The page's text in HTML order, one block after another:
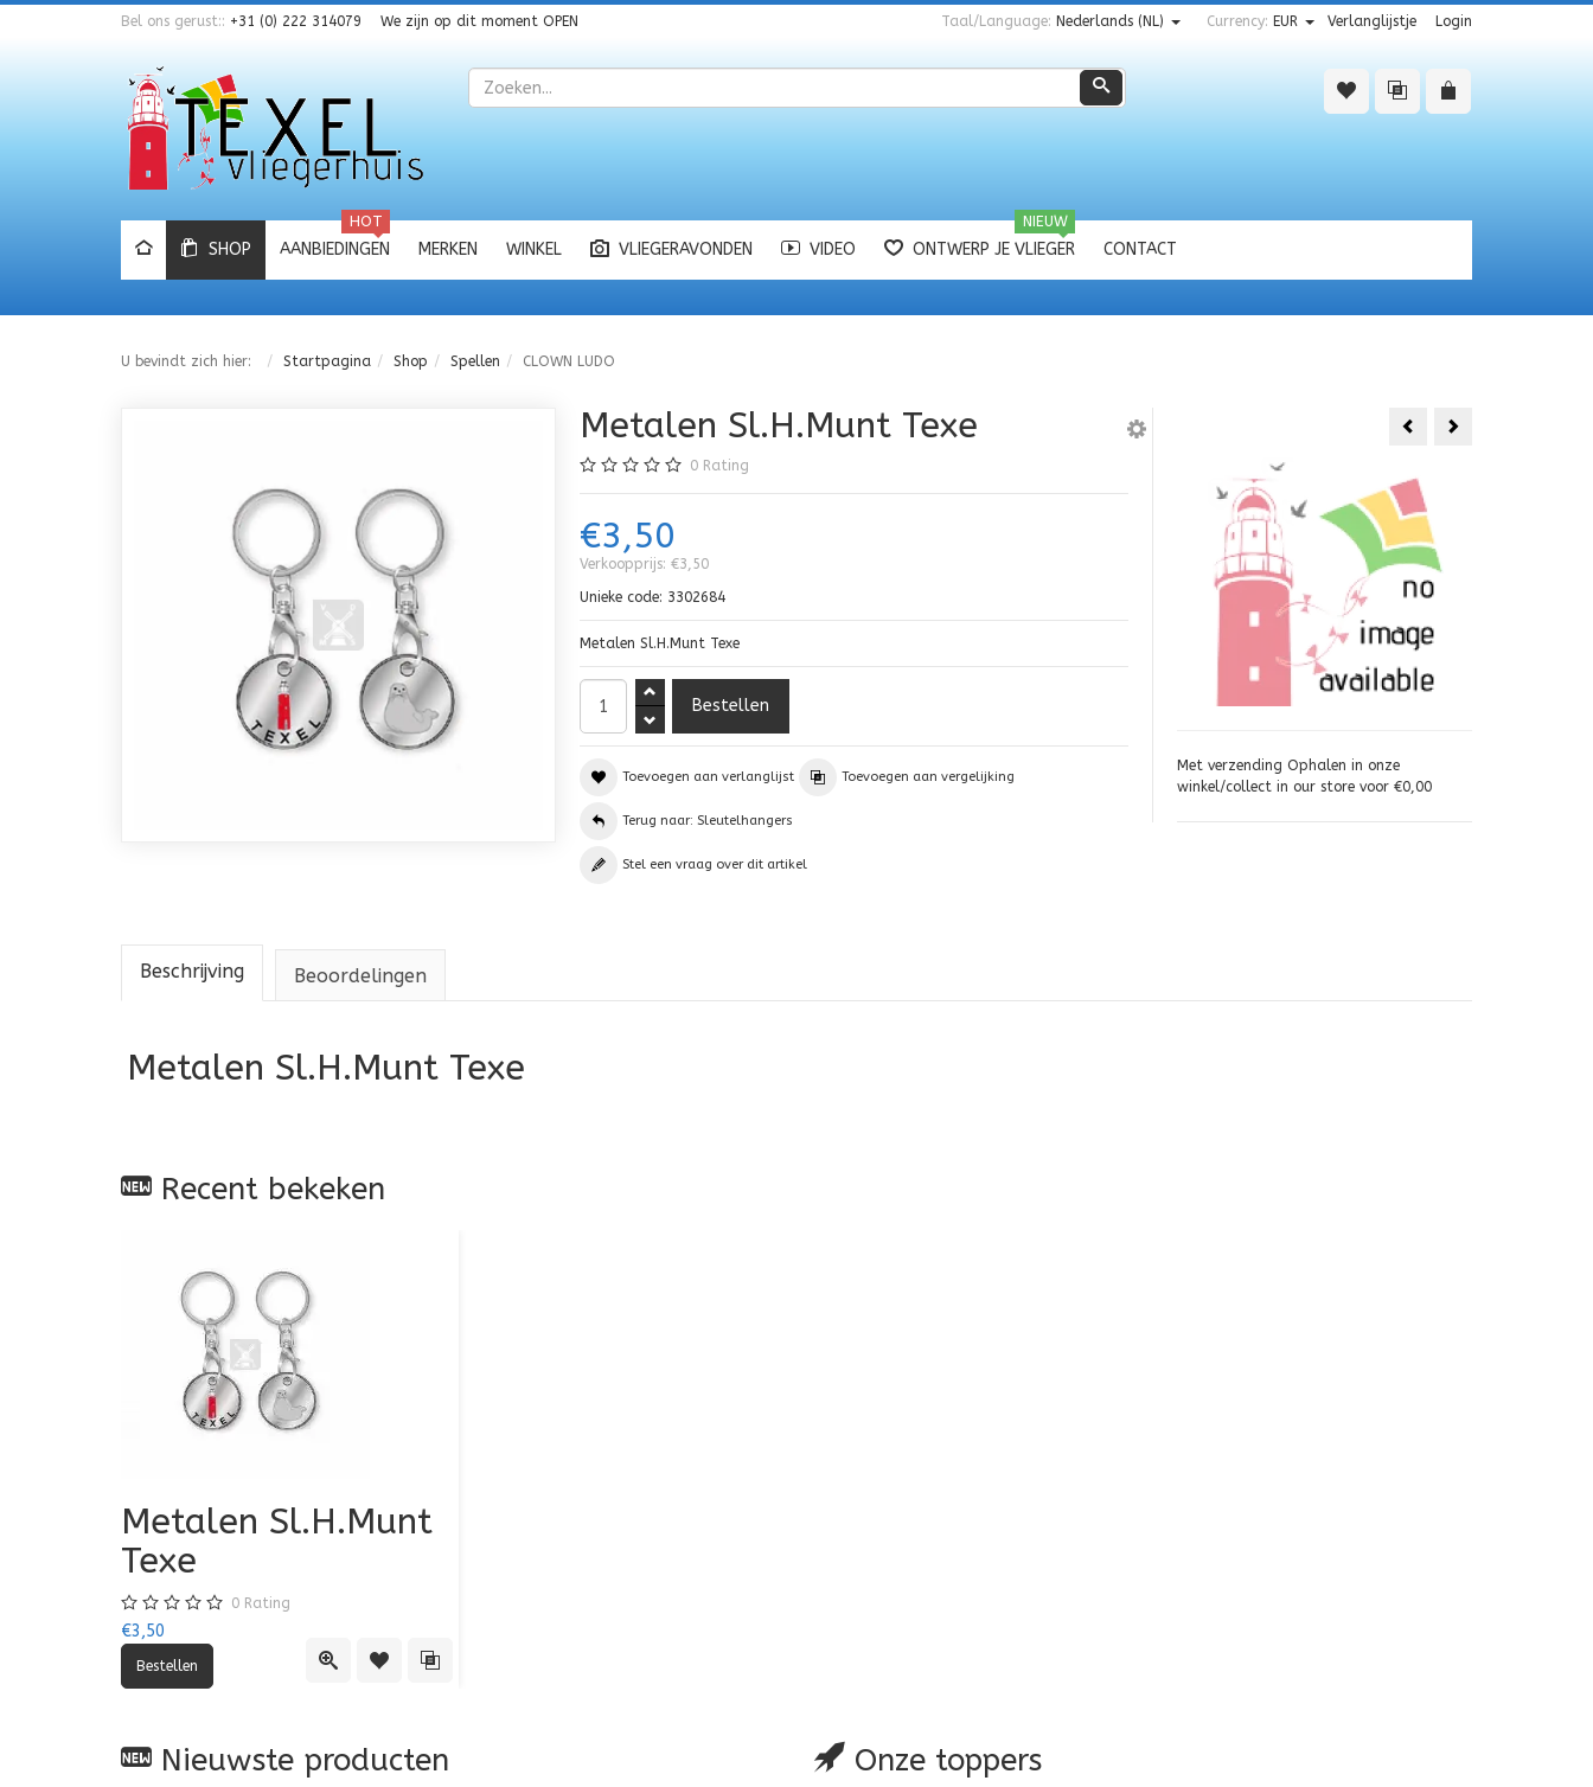
Bel ons gerust:: +31 (0) 222 314079 We zijn op dit moment OPEN Verlanglijstje Login
Currency: EUR
Taal/Language: Nederlands (NL)
Zoeken
Zoeken
SHOP AANBIEDINGEN
HOT
MERKEN WINKEL VLIEGERAVONDEN VIDEO ONTWERP JE VLIEGER
NIEUW
CONTACT
U bevindt zich hier: Startpagina Shop Spellen CLOWN LUDO
Metalen Sl.H.Munt Texe
0 Rating
€3,50
Verkoopprijs: €3,50
Unieke code: 3302684
Metalen Sl.H.Munt Texe
Toevoegen aan verlanglijst Toevoegen aan vergelijking
Terug naar: Sleutelhangers
Stel een vraag over dit artikel
HoutenSleutelh.
Met verzending Ophalen in onze
winkel/collect in our store voor €0,00
Beschrijving Beoordelingen
Metalen Sl.H.Munt Texe
Recent bekeken
Quick ViewToevoegen aan verlanglijst
Toevoegen aan vergelijking
Metalen Sl.H.Munt
Texe
0 Rating
€3,50
Nieuwste producten Onze toppers